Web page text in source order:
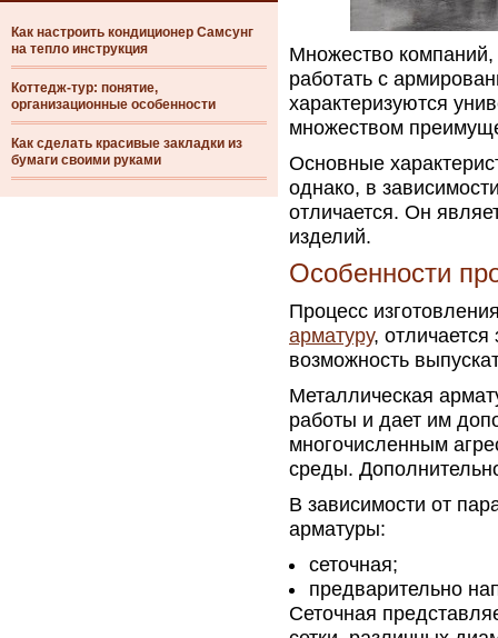
Как настроить кондиционер Самсунг
на тепло инструкция
Коттедж-тур: понятие,
организационные особенности
Как сделать красивые закладки из
бумаги своими руками
Множество
работать с
характеризуются
множеством
Основные
однако, в
отличается. Он
изделий.
Особенности
Процесс
арматуру, отличается
возможность
Металлическая
работы и дает им
многочисленным
среды.
В зависимости от
арматуры:
сеточная;
предварительно
Сеточная